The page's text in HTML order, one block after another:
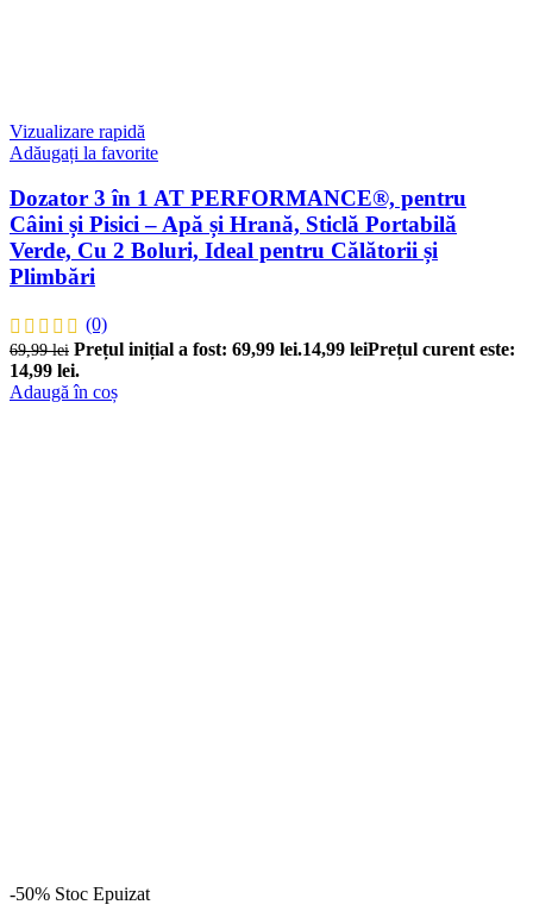
Vizualizare rapidă
Adăugați la favorite
Dozator 3 în 1 AT PERFORMANCE®, pentru
Câini și Pisici – Apă și Hrană, Sticlă Portabilă
Verde, Cu 2 Boluri, Ideal pentru Călătorii și
Plimbări
(0)
69,99lei Prețul inițial a fost: 69,99 lei.14,99 leiPrețul curent este:
14,99 lei.
Adaugă în coș
-50% Stoc Epuizat